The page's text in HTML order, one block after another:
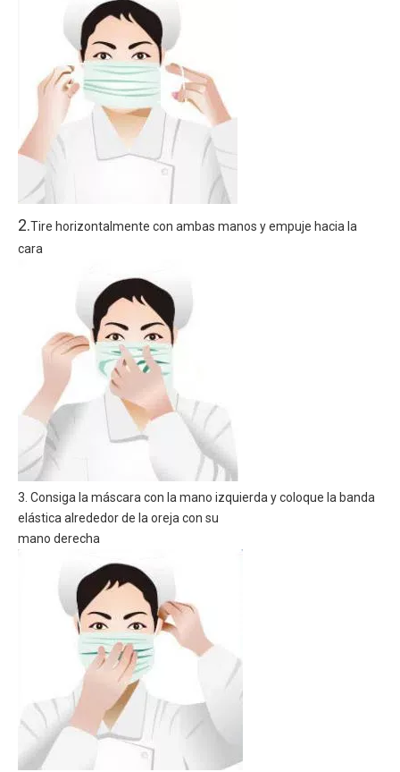
2.Tire horizontalmente con ambas manos y empuje hacia la
cara
3. Consiga la máscara con la mano izquierda y coloque la banda
elástica alrededor de la oreja con su
mano derecha